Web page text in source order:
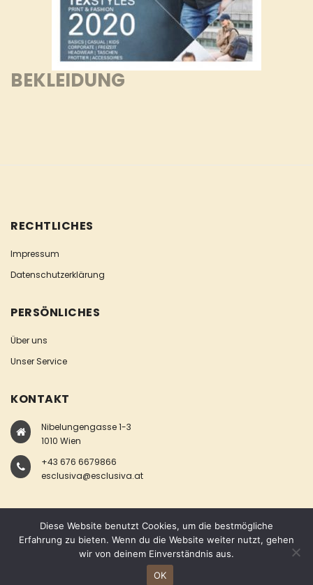
BEKLEIDUNG
RECHTLICHES
Impressum
Datenschutzerklärung
PERSÖNLICHES
Über uns
Unser Service
KONTAKT
Nibelungengasse 1-3
1010 Wien
+43 676 6679866
esclusiva@esclusiva.at
COPYRIGHT © ESCLUSIVA
Diese Website benutzt Cookies, um die bestmögliche
Erfahrung zu bieten. Wenn du die Website weiter nutzt, gehen
wir von deinem Einverständnis aus.
OK